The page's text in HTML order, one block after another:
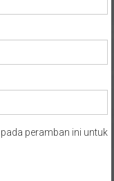
peramban ini untuk